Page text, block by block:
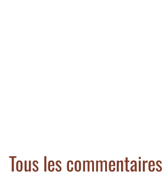
Tous les commentaires